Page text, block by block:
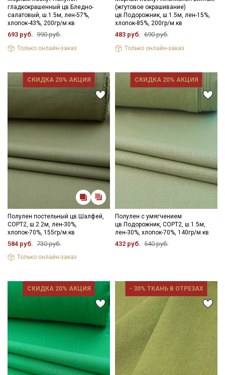
гладкокрашенный цв.Бледно-
салатовый, ш.1.5м, лен-57%,
хлопок-43%, 200гр/м.кв
693 руб. 990 руб.
Только онлайн-заказ
(жгутовое окрашивание)
цв.Подорожник, ш.1.5м, лен-15%,
хлопок-85%, 200гр/м.кв
483 руб. 690 руб.
Только онлайн-заказ
СКИДКА 20% АКЦИЯ
Полулен постельный цв.Шалфей,
СОРТ2, ш.2.2м, лен-30%,
хлопок-70%, 155гр/м.кв
584 руб. 730 руб.
Только онлайн-заказ
СКИДКА 20% АКЦИЯ
Полулен с умягчением
цв.Подорожник, СОРТ2, ш.1.5м,
лен-30%, хлопок-70%, 140гр/м.кв
432 руб. 540 руб.
СКИДКА 20% АКЦИЯ - 30% ТКАНЬ В ОТРЕЗАХ